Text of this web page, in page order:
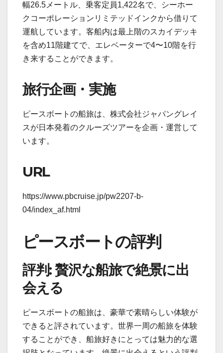
幅26.5メートル、乗客定員1,422名で、シーホー
クコーポレーションリミテッドインクから借りて
運航しています。客船内は最上階のスカイデッキ
を含め11階建てで、エレベーターで4〜10階を行
き来することができます。
旅行企画・実施
ピースボートの船旅は、株式会社ジャパングレイ
スが日本発着のクルーズツアーを企画・運営して
います。
URL
https://www.pbcruise.jp/pw2207-b-
04/index_af.html
ピースボートの評判
評判: 贅沢な船旅で絶景に出
会える
ピースボートの船旅は、豪華で素晴らしい体験が
できると評されています。世界一周の船旅を体験
することができ、船旅好きにとっては魅力的な選